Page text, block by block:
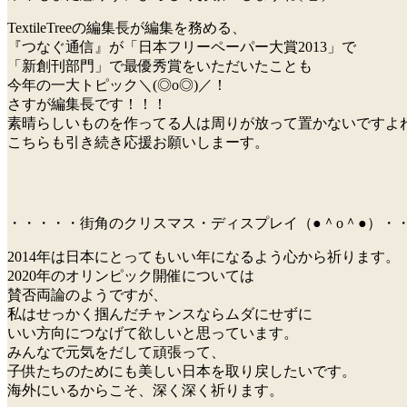
TextileTreeの編集長が編集を務める、
『つなぐ通信』が「日本フリーペーパー大賞2013」で
「新創刊部門」で最優秀賞をいただいたことも
今年の一大トピック＼(◎o◎)／！
さすが編集長です！！！
素晴らしいものを作ってる人は周りが放って置かないですよ
こちらも引き続き応援お願いしまーす。
・・・・・街角のクリスマス・ディスプレイ（●＾o＾●）・
2014年は日本にとってもいい年になるよう心から祈ります。
2020年のオリンピック開催については
賛否両論のようですが、
私はせっかく掴んだチャンスならムダにせずに
いい方向につなげて欲しいと思っています。
みんなで元気をだして頑張って、
子供たちのためにも美しい日本を取り戻したいです。
海外にいるからこそ、深く深く祈ります。